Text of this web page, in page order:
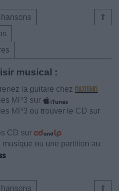
⇑
musical :
la guitare chez
MP3 sur
MP3 ou trouver le CD sur
CD sur
ou une partition au
⇑